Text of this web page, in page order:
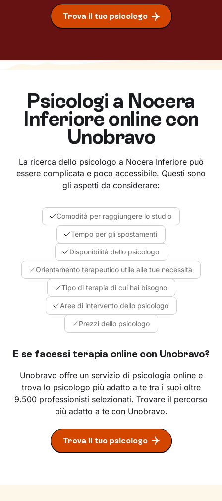
Trova il tuo psicologo
Psicologi a Nocera
Inferioreonline con
Unobravo
La ricerca dello psicologo a Nocera Inferiore può
essere complicata e poco accessibile. Questi sono
gli aspetti da considerare:
Comodità per raggiungere lo studio
Tempo per gli spostamenti
Disponibilità dello psicologo
Orientamento terapeutico utile alle tue necessità
Tipo di terapia di cui hai bisogno
Aree di intervento dello psicologo
Prezzi dello psicologo
E se facessi terapia online con Unobravo?
Unobravo offre un servizio di psicologia online e
trova lo psicologo più adatto a te tra i suoi oltre
9.500 professionisti selezionati. Trovare il percorso
più adatto a te con Unobravo.
Trova il tuo psicologo